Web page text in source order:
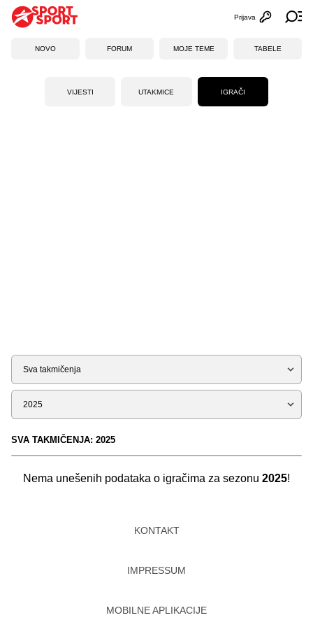
Otvori
Prijava
NOVO FORUM MOJE TEME TABELE
VIJESTI UTAKMICE IGRAČI
Tip
Sezona
SVA TAKMIČENJA: 2025
Nema unešenih podataka o igračima za sezonu 2025!
KONTAKT
IMPRESSUM
MOBILNE APLIKACIJE